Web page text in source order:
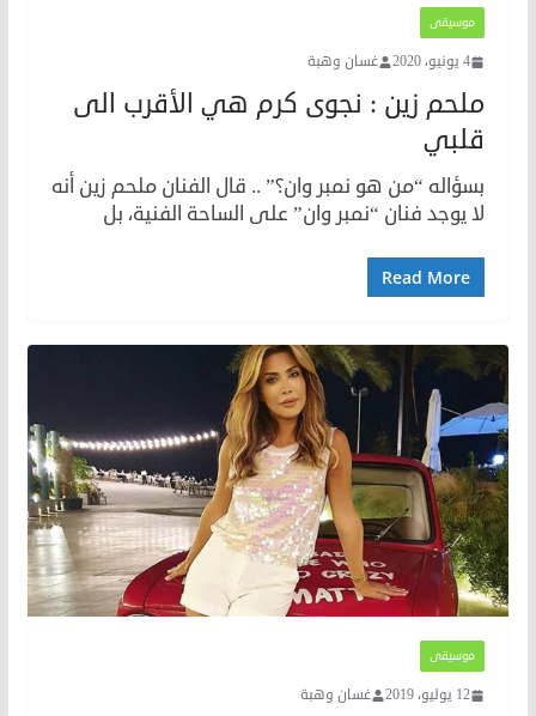
موسيقى
4 يونيو، 2020 غسان وهبة
ملحم زين : نجوى كرم هي الأقرب الى
قلبي
بسؤاله “من هو نمبر وان؟” .. قال الفنان ​ملحم زين​ أنه
لا يوجد فنان “نمبر وان” على الساحة الفنية، بل
Read More
موسيقى
12 يوليو، 2019 غسان وهبة